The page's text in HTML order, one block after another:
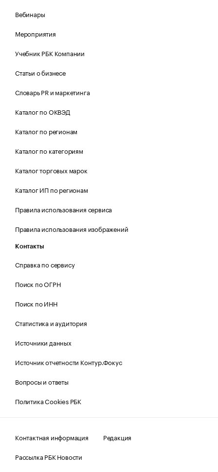
Вебинары
Мероприятия
Учебник РБК Компании
Статьи о бизнесе
Словарь PR и маркетинга
Каталог по ОКВЭД
Каталог по регионам
Каталог по категориям
Каталог торговых марок
Каталог ИП по регионам
Правила использования сервиса
Правила использования изображений
Контакты
Справка по сервису
Поиск по ОГРН
Поиск по ИНН
Статистика и аудитория
Источники данных
Источник отчетности Контур.Фокус
Вопросы и ответы
Политика Cookies РБК
Контактная информация
Редакция
Рассылка РБК Новости